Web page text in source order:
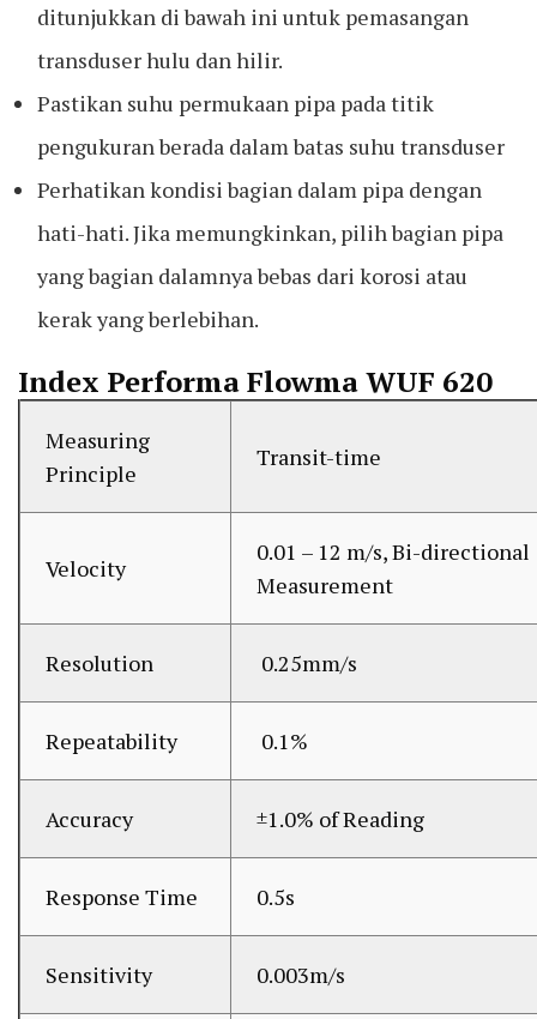
ditunjukkan di bawah ini untuk pemasangan
transduser hulu dan hilir.
Pastikan suhu permukaan pipa pada titik
pengukuran berada dalam batas suhu transduser
Perhatikan kondisi bagian dalam pipa dengan
hati-hati. Jika memungkinkan, pilih bagian pipa
yang bagian dalamnya bebas dari korosi atau
kerak yang berlebihan.
Index Performa Flowma WUF 620
Measuring
Principle
Transit-time
Velocity
0.01 – 12 m/s, Bi-directional
Measurement
Resolution 0.25mm/s
Repeatability 0.1%
Accuracy ±1.0% of Reading
Response Time 0.5s
Sensitivity 0.003m/s